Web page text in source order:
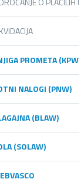
PROMETA (KPW)
NALOGI (PNW)
(BLAW)
(SOLAW)